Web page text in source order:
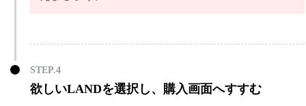
欲しいLANDを選択し、購入画面へすすむ